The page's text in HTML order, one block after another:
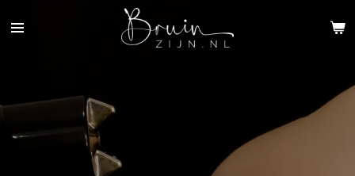
direct
hoofdinhoud